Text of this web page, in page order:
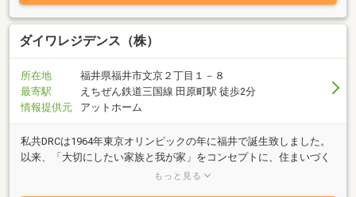
承ります。不動産売却、相続対策、資産運用でお悩みの方も、ぜひ
お気軽にご相談下さい。皆様のご来店を、スタッフ一同心よりお待
ちしております。
ダイワレジデンス（株）
所在地
福井県福井市文京２丁目１－８
最寄駅
えちぜん鉄道三国線 田原町駅 徒歩2分
情報提供元
アットホーム
私共DRCは1964年東京オリンピックの年に福井で誕生致しました。
以来、「大切にしたい家族と我が家」をコンセプトに、住まいづく
りに取り組んでおります。住宅建築・リフォームをはじめ不動産の
もっと見る